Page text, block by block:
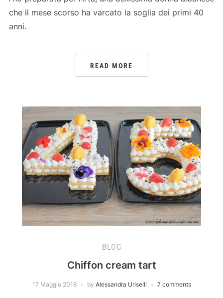
che il mese scorso ha varcato la soglia dei primi 40
anni.
READ MORE
BLOG
Chiffon cream tart
17 Maggio 2018 by Alessandra Uriselli 7 comments